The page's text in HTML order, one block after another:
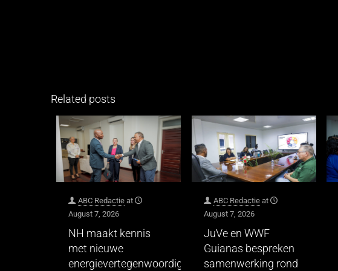
Related posts
ABC Redactie at
August 7, 2026
NH maakt kennis
met nieuwe
energievertegenwoordiger
ABC Redactie at
August 7, 2026
JuVe en WWF
Guianas bespreken
samenwerking rond